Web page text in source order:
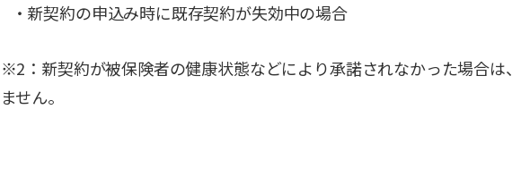
・新契約の申込み時に既存契約が失効中の場合
※2：新契約が被保険者の健康状態などにより承諾されなかった場合
ません。